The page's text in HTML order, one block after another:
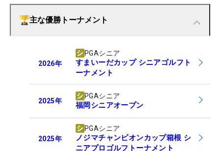
主な優勝トーナメント
2026年
PGAシニア
すまいーだカップ シニアゴルフト
ーナメント
2025年
PGAシニア
福岡シニアオープン
2025年
PGAシニア
ノジマチャンピオンカップ箱根 シ
ニアプロゴルフトーナメント